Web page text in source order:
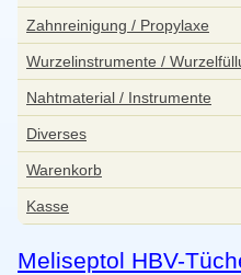
Zahnreinigung / Propylaxe
Wurzelinstrumente /
Nahtmaterial / Instrumente
Diverses
Warenkorb
Kasse
Meliseptol HBV-